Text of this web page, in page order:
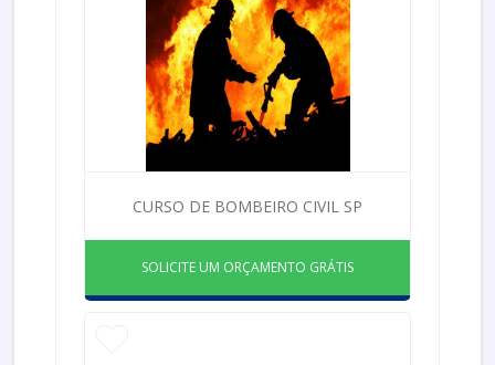
CURSO DE BOMBEIRO CIVIL SP
SOLICITE UM ORÇAMENTO GRÁTIS